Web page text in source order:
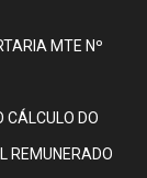
MTE Nº
CÁLCULO DO
REMUNERADO